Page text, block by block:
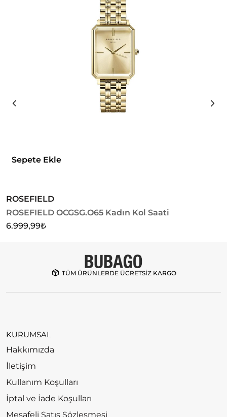
Sepete Ekle
ROSEFIELD
ROSEFIELD OCGSG.O65 Kadın Kol Saati
6.999,99₺
TÜM ÜRÜNLERDE ÜCRETSİZ KARGO
KURUMSAL
Hakkımızda
İletişim
Kullanım Koşulları
İptal ve İade Koşulları
Mesafeli Satış Sözleşmesi